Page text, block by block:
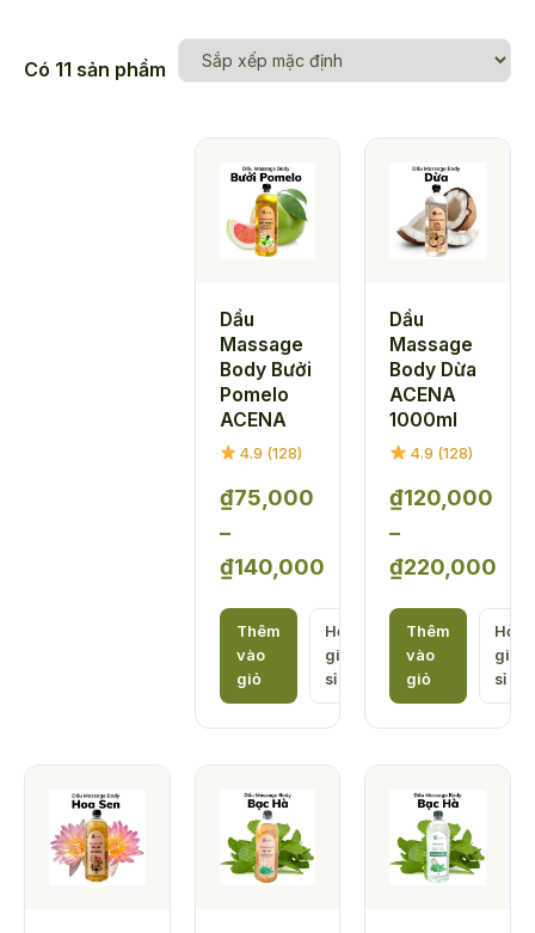
Có 11 sản phẩm
Dầu
Massage
Body Bưởi
Pomelo
ACENA
4.9 (128)
₫75,000
–
₫140,000
giá:
từ
₫75,000
đến
₫140,000
Thêm
vào
giỏ
Hỏi
giá
sỉ
Dầu
Massage
Body Dừa
ACENA
1000ml
4.9 (128)
₫120,000
–
₫220,000
giá:
từ
₫120,000
đến
₫220,000
Thêm
vào
giỏ
Hỏi
giá
sỉ